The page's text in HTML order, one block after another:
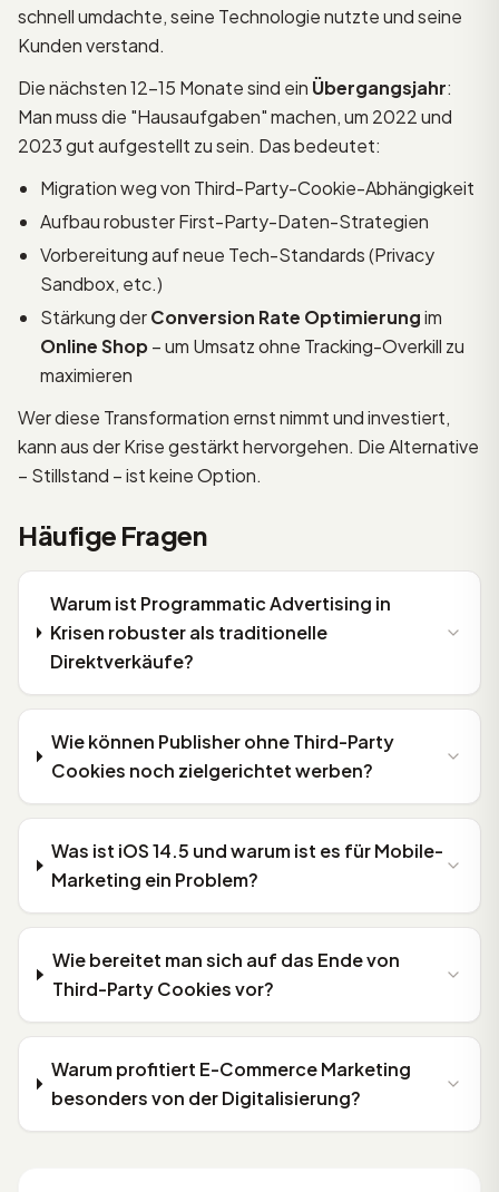
schnell umdachte, seine Technologie nutzte und seine
Kunden verstand.
Die nächsten 12–15 Monate sind ein Übergangsjahr:
Man muss die "Hausaufgaben" machen, um 2022 und
2023 gut aufgestellt zu sein. Das bedeutet:
Migration weg von Third-Party-Cookie-Abhängigkeit
Aufbau robuster First-Party-Daten-Strategien
Vorbereitung auf neue Tech-Standards (Privacy
Sandbox, etc.)
Stärkung derConversion Rate Optimierungim
Online Shop– um Umsatz ohne Tracking-Overkill zu
maximieren
Wer diese Transformation ernst nimmt und investiert,
kann aus der Krise gestärkt hervorgehen. Die Alternative
– Stillstand – ist keine Option.
Häufige Fragen
Warum ist Programmatic Advertising in
Krisen robuster als traditionelle
Direktverkäufe?
Wie können Publisher ohne Third-Party
Cookies noch zielgerichtet werben?
Was ist iOS 14.5 und warum ist es für Mobile-
Marketing ein Problem?
Wie bereitet man sich auf das Ende von
Third-Party Cookies vor?
Warum profitiert E-Commerce Marketing
besonders von der Digitalisierung?